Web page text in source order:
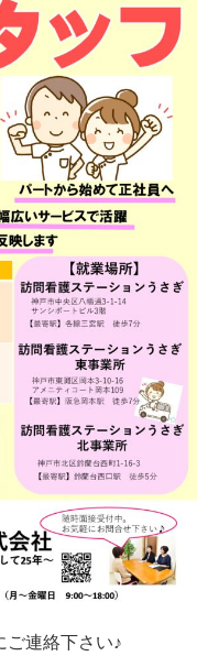
ご連絡下さい♪